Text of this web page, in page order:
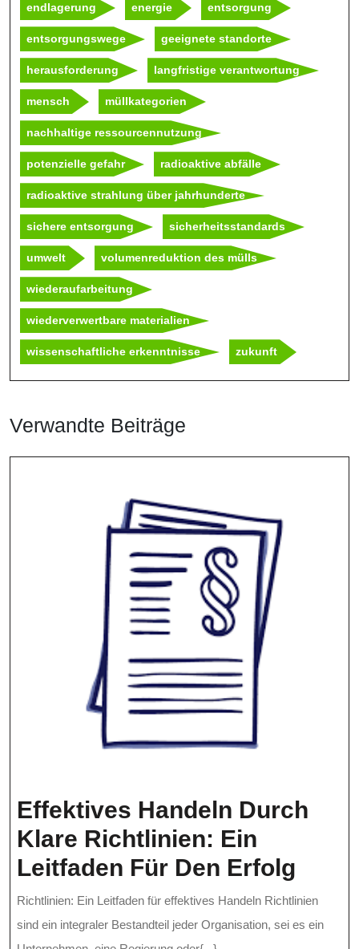
endlagerung energie entsorgung
entsorgungswege geeignete standorte
herausforderung langfristige verantwortung
mensch müllkategorien
nachhaltige ressourcennutzung
potenzielle gefahr radioaktive abfälle
radioaktive strahlung über jahrhunderte
sichere entsorgung sicherheitsstandards
umwelt volumenreduktion des mülls
wiederaufarbeitung
wiederverwertbare materialien
wissenschaftliche erkenntnisse zukunft
Verwandte Beiträge
Effektives Handeln Durch
Klare Richtlinien: Ein
Leitfaden Für Den Erfolg
Richtlinien: Ein Leitfaden für effektives Handeln Richtlinien
sind ein integraler Bestandteil jeder Organisation, sei es ein